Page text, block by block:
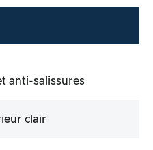
anti-salissures
clair